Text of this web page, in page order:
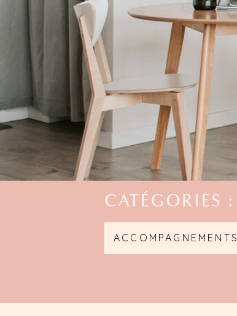
CATÉGORIES :
ACCOMPAGNEMENTS